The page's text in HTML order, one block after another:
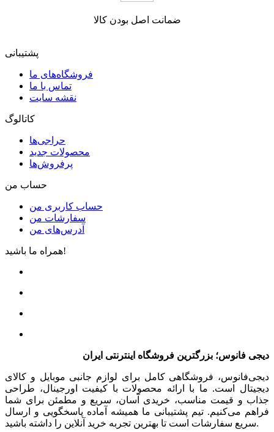
ضمانت اصل بودن کالا
پشتیبانی
فروشگاه‌های ما
تماس با ما
نقشه سایت
کاتالوگ
حراجی‌ها
محصولات جدید
پرفروش‌ها
حساب من
حساب کاربری من
سفارشات من
آدرس‌های من
همراه ما باشید!
دیجی فانوس؛ بزرگترین فروشگاه اینترنتی ایران
دیجی‌فانوس، فروشگاهی کامل برای لوازم جانبی موبایل و کالای
دیجیتال است. ما با ارائه محصولات با کیفیت اورجینال، طراحی
جذاب و قیمت مناسب، خریدی آسان، سریع و مطمئن برای شما
فراهم می‌کنیم. تیم پشتیبانی ما همیشه آماده پاسخگویی و ارسال
سریع سفارشات است تا بهترین تجربه خرید آنلاین را داشته باشید.